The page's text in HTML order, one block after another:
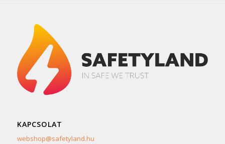
KAPCSOLAT
webshop@safetyland.hu